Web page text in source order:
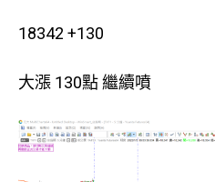
18342 +130
大漲 130點 繼續噴